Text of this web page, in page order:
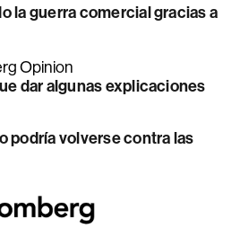
la guerra comercial gracias a
Opinion
dar algunas explicaciones
podría volverse contra las